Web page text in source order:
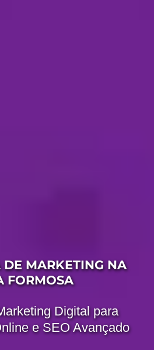
DE MARKETING NA
FORMOSA
Digital para
e SEO Avançado